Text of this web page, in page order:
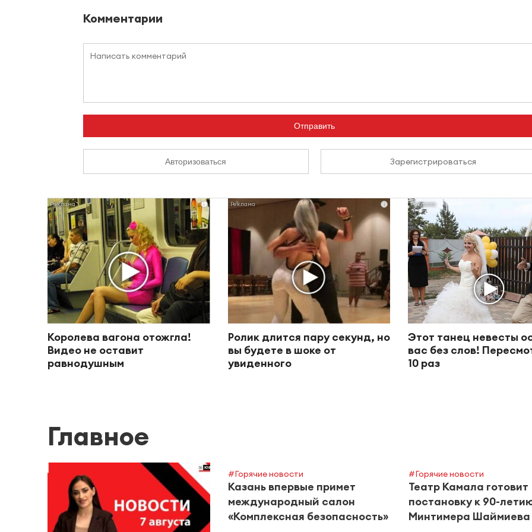
Комментарии
Отправить
Авторизоваться Зарегистрироваться
i
Королева вагона отожгла!
Видео не оставит
равнодушным
i
Ролик длится пару секунд, но
вы будете в шоке от
увиденного
Этот танец невесты
вас без слов!
10 раз
Главное
#Горячие новости
Казань впервые примет
международный салон
«Комплексная безопасность»
#Горячие новости
Театр Камала готовит
постановку к 90-
Минтимера Шаймиева